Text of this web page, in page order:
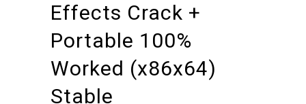
Effects Crack +
Portable 100%
Worked (x86x64)
Stable